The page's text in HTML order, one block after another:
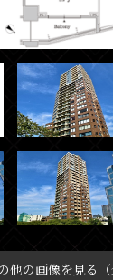
他の画像を見る（